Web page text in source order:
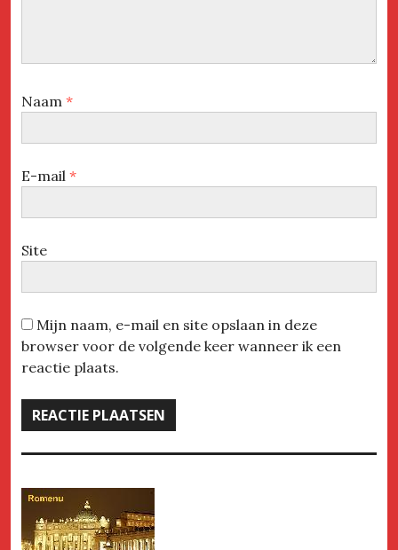
Naam *
E-mail *
Site
Mijn naam, e-mail en site opslaan in deze
browser voor de volgende keer wanneer ik een
reactie plaats.